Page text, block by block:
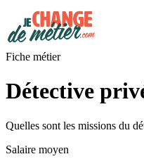
Fiche métier
Détective
Quelles sont les missions du
Salaire moyen